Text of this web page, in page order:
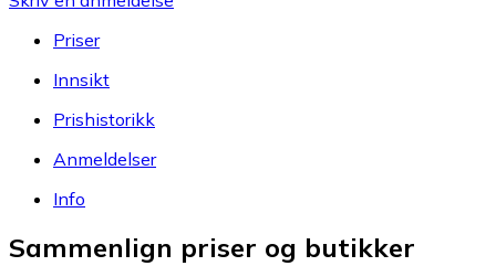
Priser
Innsikt
Prishistorikk
Anmeldelser
Info
Sammenlign priser og butikker